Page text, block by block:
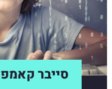
סייבר